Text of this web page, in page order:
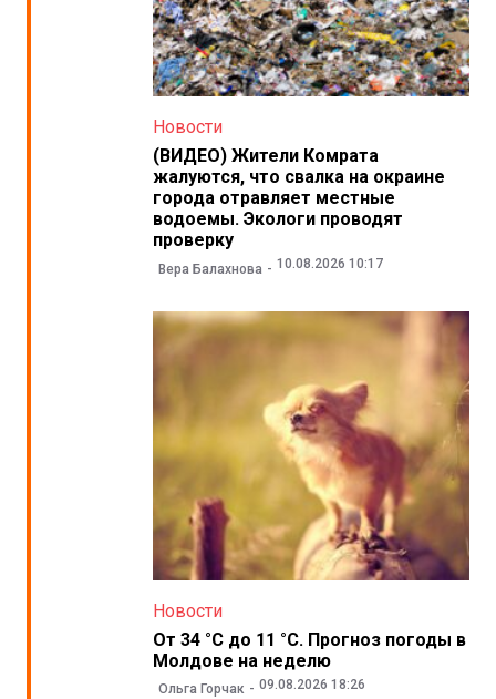
Новости
(ВИДЕО) Жители Комрата
жалуются, что свалка на окраине
города отравляет местные
водоемы. Экологи проводят
проверку
Вера Балахнова 10.08.2026 10:17
Новости
От 34 °C до 11 °C. Прогноз погоды в
Молдове на неделю
Ольга Горчак 09.08.2026 18:26